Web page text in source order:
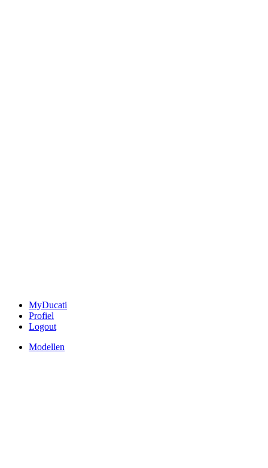
MyDucati
Profiel
Logout
Modellen